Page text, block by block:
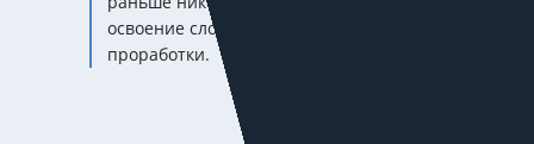
освоение сложных механик, качество
проработки.